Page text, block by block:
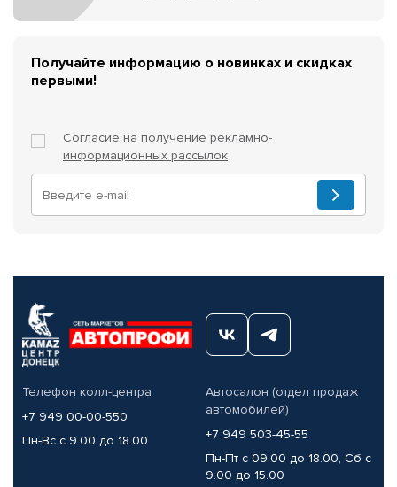
Получайте информацию о новинках и скидках
первыми!
Согласие на получение рекламно-
информационных рассылок
Телефон колл-центра
+7 949 00-00-550
Пн-Вс с 9.00 до 18.00
Автосалон (отдел продаж
автомобилей)
+7 949 503-45-55
Пн-Пт с 09.00 до 18.00, Сб с
9.00 до 15.00